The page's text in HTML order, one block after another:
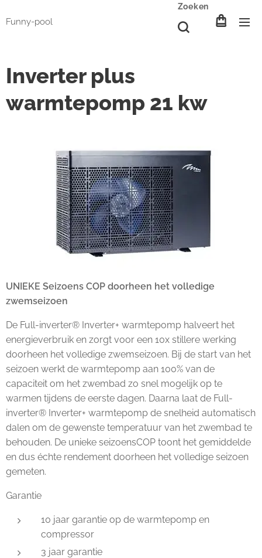
Funny-pool
Zoeken
Inverter plus
warmtepomp 21 kw
UNIEKE Seizoens COP doorheen het volledige
zwemseizoen
De Full-inverter® Inverter+ warmtepomp halveert het
energieverbruik en zorgt voor een 10x stillere werking
doorheen het volledige zwemseizoen. Bij de start van het
seizoen werkt de warmtepomp aan 100% van de
capaciteit om het zwembad zo snel mogelijk op te
warmen tijdens de eerste dagen. Daarna laat de Full-
inverter® Inverter+ warmtepomp de snelheid automatisch
dalen om de gewenste temperatuur van het zwembad te
behouden. De unieke seizoensCOP toont het gemiddelde
en dus échte rendement doorheen het volledige seizoen
gemeten.
Garantie
10 jaar garantie op de warmtepomp en
compressor
3 jaar garantie